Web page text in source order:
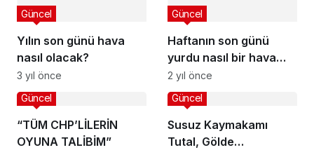
Yılın son günü hava
nasıl olacak?
Güncel
3 yıl önce
Haftanın son günü
yurdu nasıl bir hava
bekliyor?
Güncel
2 yıl önce
“TÜM CHP’LİLERİN
OYUNA TALİBİM”
Güncel
Susuz Kaymakamı
Tutal, Gölde
Güncel